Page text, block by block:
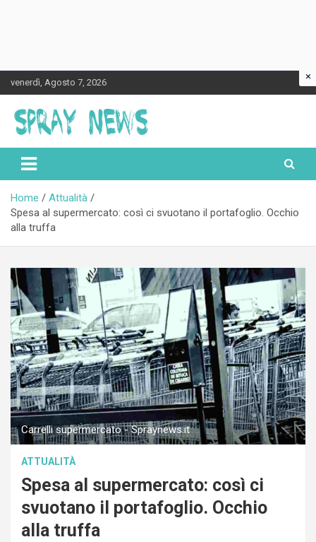
to
content
venerdì, Agosto 7, 2026
Spraynews.it
Home
Attualità
Spesa al supermercato: così ci svuotano il portafoglio. Occhio
alla truffa
Carrelli supermercato - Spraynews.it
ATTUALITÀ
Spesa al supermercato: così ci
svuotano il portafoglio. Occhio
alla truffa
×